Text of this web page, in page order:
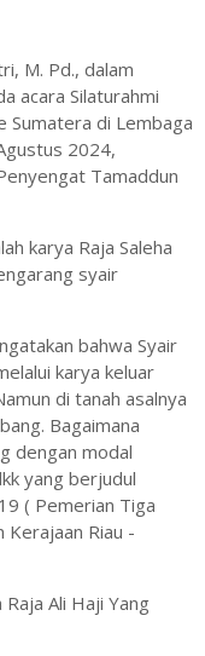
M. Pd., dalam
acara Silaturahmi
Sumatera di Lembaga
2024,
Tamaddun
karya Raja Saleha
syair
bahwa Syair
karya keluar
di tanah asalnya
Bagaimana
dengan modal
yang berjudul
( Pemerian Tiga
Kerajaan Riau -
Ali Haji Yang